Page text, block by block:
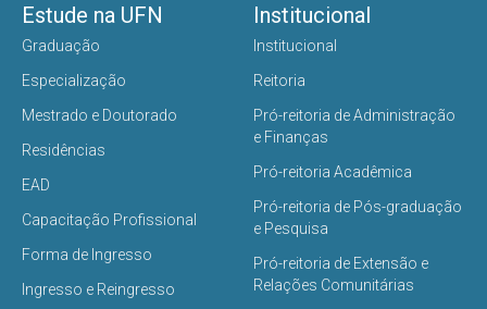
Estude na UFN
Graduação
Especialização
Mestrado e Doutorado
Residências
EAD
Capacitação Profissional
Forma de Ingresso
Ingresso e Reingresso
Institucional
Institucional
Reitoria
Pró-reitoria de Administração
e Finanças
Pró-reitoria Acadêmica
Pró-reitoria de Pós-graduação
e Pesquisa
Pró-reitoria de Extensão e
Relações Comunitárias